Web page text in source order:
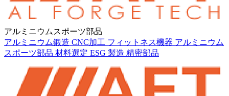
アルミニウムスポーツ部品
アルミニウム鍛造 CNC加工 フィットネス機器 アルミニウム
スポーツ部品 材料選定 ESG 製造 精密部品